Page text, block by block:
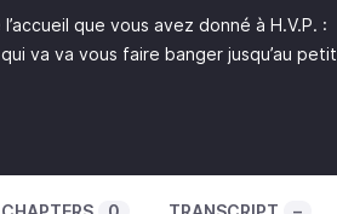
que vous avez donné à H.V.P. :
va va vous faire banger jusqu’au petit